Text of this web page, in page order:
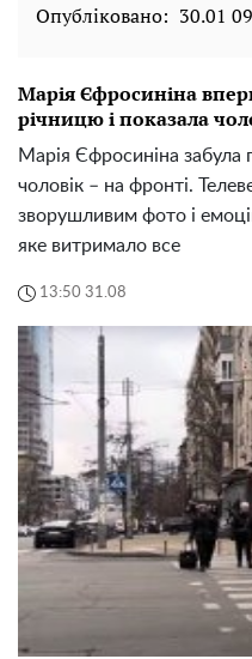
Опубліковано: 30.01
Марія Єфросиніна
річницю і показала
Марія Єфросиніна забула
чоловік – на фронті.
зворушливим фото і
яке витримало все
13:50 31.08